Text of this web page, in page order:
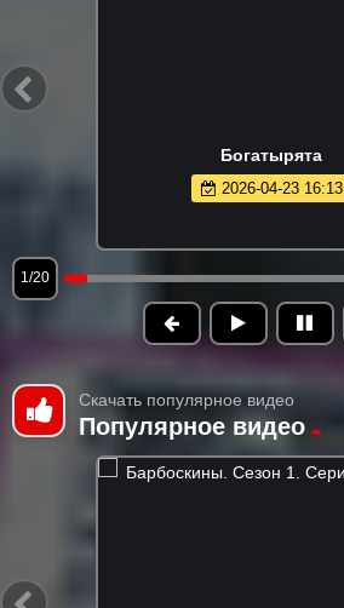
Богатырята
2026-04-23 16:13
1/20
Скачать популярное видео
Популярное видео